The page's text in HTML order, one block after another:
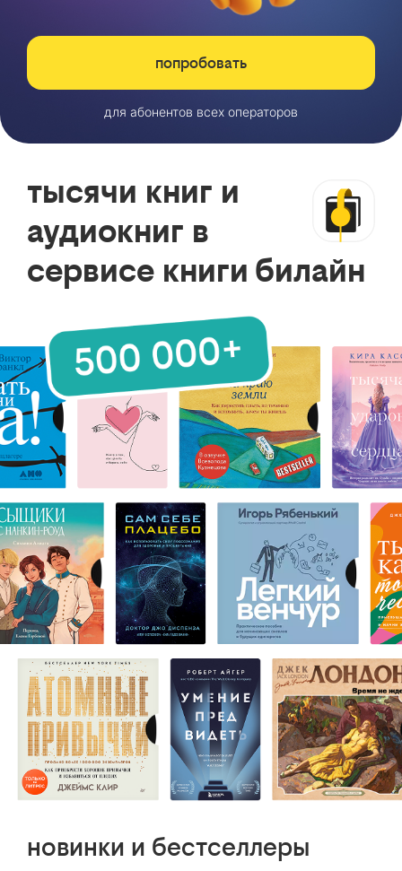
попробовать
для абонентов всех операторов
тысячи книг и
аудиокниг в
сервисе книги билайн
новинки и бестселлеры